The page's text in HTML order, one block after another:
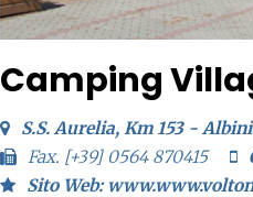
Camping
S.S. Aurelia, Km 153 -
Fax. [+39] 0564 870415
Sito Web: